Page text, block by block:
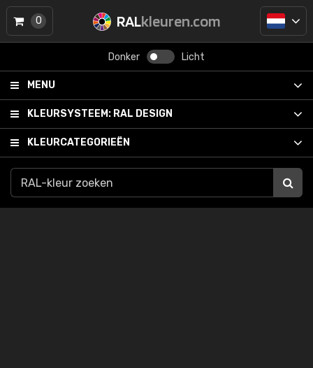
RALkleuren.com
Donker Licht
MENU
KLEURSYSTEEM: RAL DESIGN
KLEURCATEGORIEËN
0